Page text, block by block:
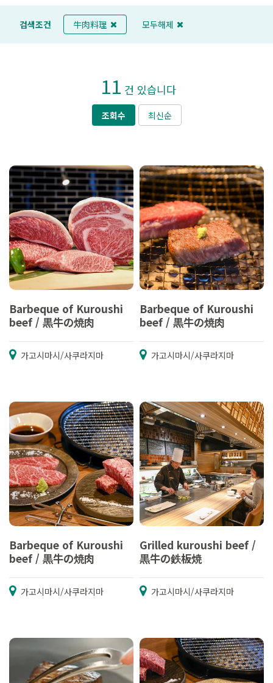
검색조건 牛肉料理 모두해제
11 건 있습니다
조회수 최신순
Barbeque of Kuroushi
beef / 黒牛の焼肉
가고시마시/사쿠라지마
Barbeque of Kuroushi
beef / 黒牛の焼肉
가고시마시/사쿠라지마
Barbeque of Kuroushi
beef / 黒牛の焼肉
가고시마시/사쿠라지마
Grilled kuroushi beef /
黒牛の鉄板焼
가고시마시/사쿠라지마